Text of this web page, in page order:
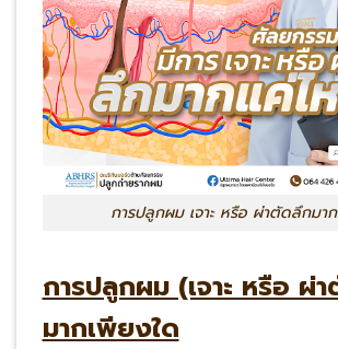
การปลูกผม เจาะ หรือ ผ่าตัดลึกมา
การปลูกผม (เจาะ หรือ ผ่
มากเพียงใด